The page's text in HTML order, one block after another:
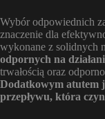
Wybór odpowiednich
znaczenie dla
wykonane z solidnych
odpornych na
trwałością oraz
Dodatkowym atutem
przepływu, która